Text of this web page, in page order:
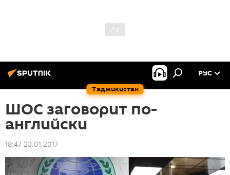
Таджикистан
РУС
ШОС заговорит по-
английски
18:47 23.01.2017